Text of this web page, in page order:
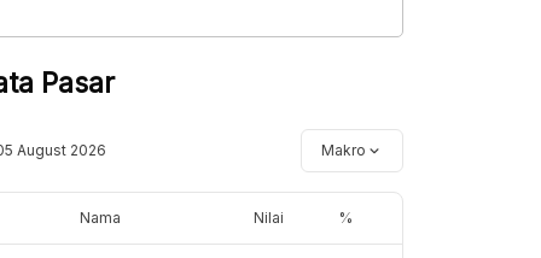
Pasar
August 2026 Makro
Nama Nilai %